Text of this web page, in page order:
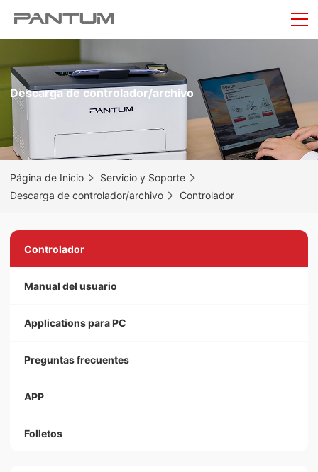
Descarga de controlador/archivo
Página de Inicio
Servicio y Soporte
Descarga de controlador/archivo
Controlador
Controlador
Manual del usuario
Applications para PC
Preguntas frecuentes
APP
Folletos